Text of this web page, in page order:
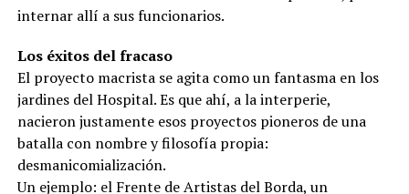
internar allí a sus funcionarios.
Los éxitos del fracaso
El proyecto macrista se agita como un fantasma en los
jardines del Hospital. Es que ahí, a la interperie,
nacieron justamente esos proyectos pioneros de una
batalla con nombre y filosofía propia:
desmanicomialización.
Un ejemplo: el Frente de Artistas del Borda, un